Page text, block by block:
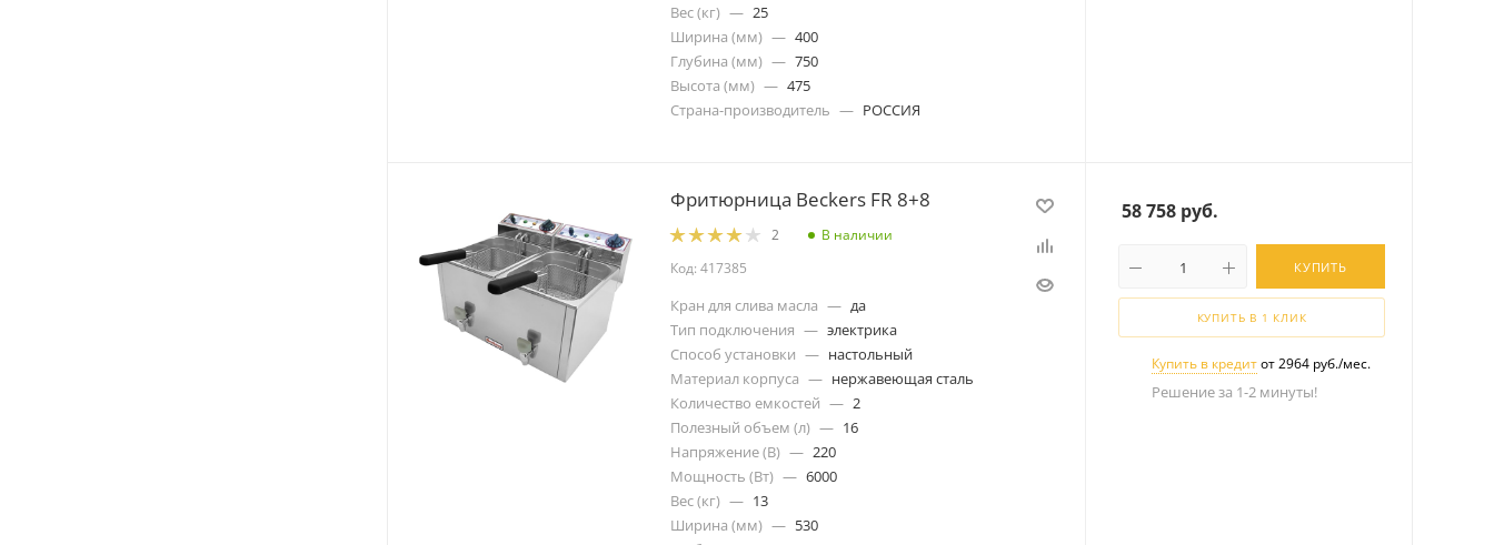
Вес (кг) — 25
Ширина (мм) — 400
Глубина (мм) — 750
Высота (мм) — 475
Страна-производитель — РОССИЯ
Фритюрница Beckers FR 8+8
2
В наличии
Код: 417385
Кран для слива масла — да
Тип подключения — электрика
Способ установки — настольный
Материал корпуса — нержавеющая сталь
Количество емкостей — 2
Полезный объем (л) — 16
Напряжение (В) — 220
Мощность (Вт) — 6000
Вес (кг) — 13
Ширина (мм) — 530
58 758 руб.
КУПИТЬ
КУПИТЬ В 1 КЛИК
Купить в кредитот 2964 руб./мес.
Решение за 1-2 минуты!